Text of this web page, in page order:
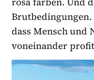
Brutbedingungen.
dass Mensch und
voneinander